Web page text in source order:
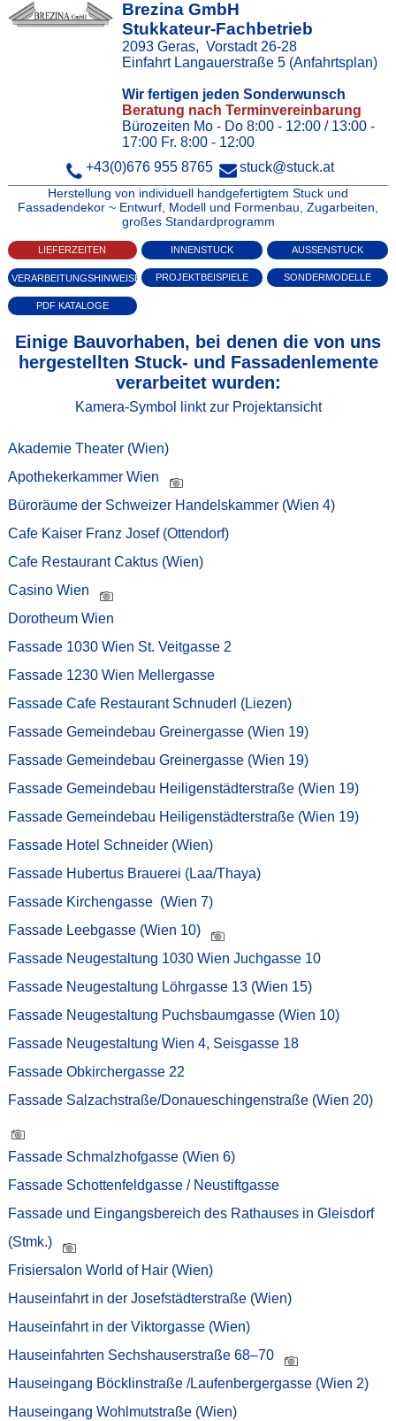
Brezina GmbH
Stukkateur-Fachbetrieb
2093 Geras, Vorstadt 26‑28
Einfahrt Langauerstraße 5 (Anfahrtsplan)
Wir fertigen jeden Sonderwunsch
Beratung nach Terminvereinbarung
Bürozeiten Mo - Do 8:00 - 12:00 / 13:00 -
17:00 Fr. 8:00 - 12:00
+43(0)676 955 8765
stuck@stuck.at
Herstellung von individuell handgefertigtem Stuck und
Fassadendekor ~ Entwurf, Modell und Formenbau, Zugarbeiten,
großes Standardprogramm
LIEFERZEITEN INNENSTUCK AUSSENSTUCK
VERARBEITUNGSHINWEISE PROJEKTBEISPIELE SONDERMODELLE
PDF KATALOGE
Einige Bauvorhaben, bei denen die von uns
hergestellten Stuck- und Fassadenlemente
verarbeitet wurden:
Kamera-Symbol linkt zur Projektansicht
Akademie Theater (Wien)
Apothekerkammer Wien
Büroräume der Schweizer Handelskammer (Wien 4)
Cafe Kaiser Franz Josef (Ottendorf)
Cafe Restaurant Caktus (Wien)
Casino Wien
Dorotheum Wien
Fassade 1030 Wien St. Veitgasse 2
Fassade 1230 Wien Mellergasse
Fassade Cafe Restaurant Schnuderl (Liezen)
Fassade Gemeindebau Greinergasse (Wien 19)
Fassade Gemeindebau Greinergasse (Wien 19)
Fassade Gemeindebau Heiligenstädterstraße (Wien 19)
Fassade Gemeindebau Heiligenstädterstraße (Wien 19)
Fassade Hotel Schneider (Wien)
Fassade Hubertus Brauerei (Laa/Thaya)
Fassade Kirchengasse (Wien 7)
Fassade Leebgasse (Wien 10)
Fassade Neugestaltung 1030 Wien Juchgasse 10
Fassade Neugestaltung Löhrgasse 13 (Wien 15)
Fassade Neugestaltung Puchsbaumgasse (Wien 10)
Fassade Neugestaltung Wien 4, Seisgasse 18
Fassade Obkirchergasse 22
Fassade Salzachstraße/Donaueschingenstraße (Wien 20)
Fassade Schmalzhofgasse (Wien 6)
Fassade Schottenfeldgasse / Neustiftgasse
Fassade und Eingangsbereich des Rathauses in Gleisdorf
(Stmk.)
Frisiersalon World of Hair (Wien)
Hauseinfahrt in der Josefstädterstraße (Wien)
Hauseinfahrt in der Viktorgasse (Wien)
Hauseinfahrten Sechshauserstraße 68–70
Hauseingang Böcklinstraße /Laufenbergergasse (Wien 2)
Hauseingang Wohlmutstraße (Wien)